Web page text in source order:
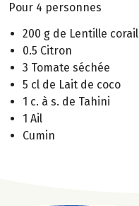
Pour 4 personnes
200 g de Lentille corail
0.5 Citron
3 Tomate séchée
5 cl de Lait de coco
1 c. à s. de Tahini
1 Ail
Cumin